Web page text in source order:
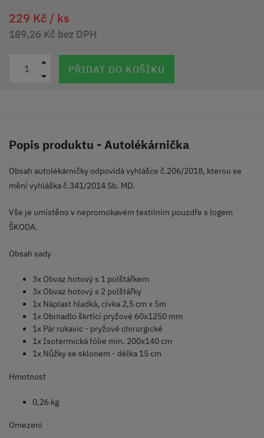
229 Kč / ks
189,26 Kč bez DPH
PŘIDAT DO KOŠÍKU
Popis produktu - Autolékárnička
Obsah autolékárničky odpovídá vyhlášce č.206/2018, kterou se
mění vyhláška č.341/2014 Sb. MD.
Vše je umístěno v nepromokavém textilním pouzdře s logem
ŠKODA.
Obsah sady
3x Obvaz hotový s 1 polštářkem
3x Obvaz hotový s 2 polštářky
1x Náplast hladká, cívka 2,5 cm x 5m
1x Obinadlo škrtící pryžové 60x1250 mm
1x Pár rukavic - pryžové chirurgické
1x Isotermická fólie min. 200x140 cm
1x Nůžky se sklonem - délka 15 cm
Hmotnost
0,26 kg
Omezení